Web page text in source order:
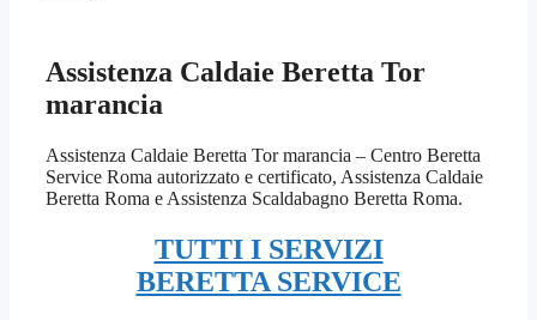
Assistenza Caldaie Beretta Tor
marancia
Assistenza Caldaie Beretta Tor marancia – Centro Beretta
Service Roma autorizzato e certificato, Assistenza Caldaie
Beretta Roma e Assistenza Scaldabagno Beretta Roma.
TUTTI I SERVIZI
BERETTA SERVICE